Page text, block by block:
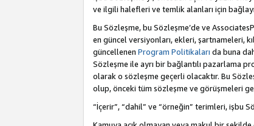
ve ilgili halefleri ve temlik alanları için
Bu Sözleşme, bu Sözleşme’de ve
en güncel versiyonları, ekleri, şartnameleri,
güncellenen Program Politikaları da buna
Sözleşme ile ayrı bir bağlantılı pazarlama
olarak o sözleşme geçerli olacaktır. Bu
olup, önceki tüm sözleşme ve görüşmeleri
“İçerir”, “dahil” ve “örneğin” terimleri, işbu